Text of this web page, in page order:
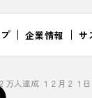
企業情報 サ
人達成 １２月２１